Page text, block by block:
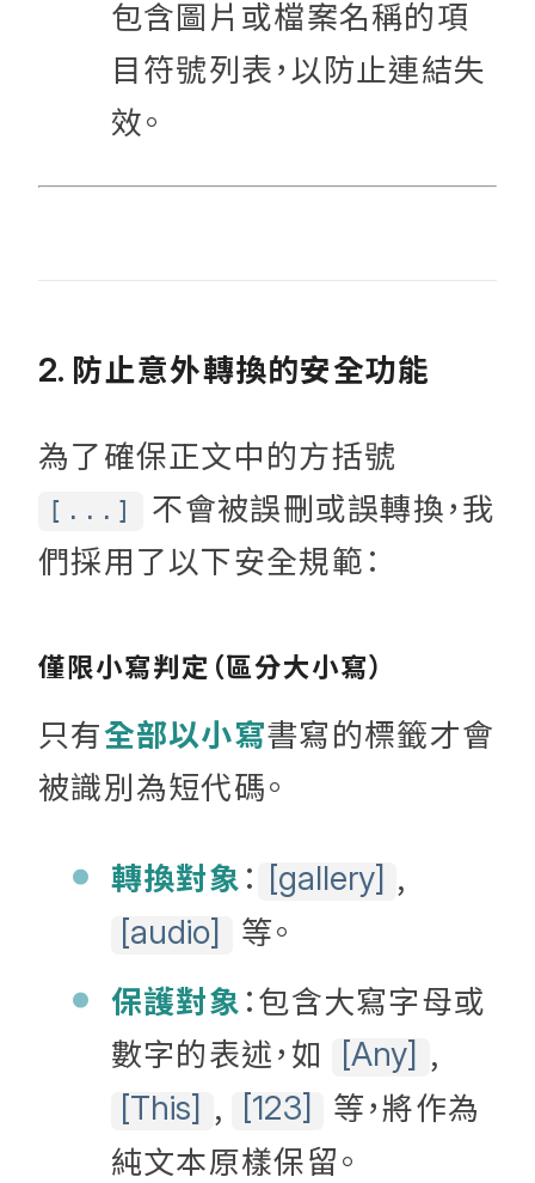
包含圖片或檔案名稱的項
目符號列表，以防止連結失
效。
2. 防止意外轉換的安全功能
為了確保正文中的方括號
[...]
不會被誤刪或誤轉換，我
們採用了以下安全規範：
僅限小寫判定（區分大小寫）
只有全部以小寫書寫的標籤才會
被識別為短代碼。
轉換對象： [gallery] ,
[audio]
等。
保護對象：包含大寫字母或
數字的表述，如
[Any] ,
[This] , [123]
等，將作為
純文本原樣保留。